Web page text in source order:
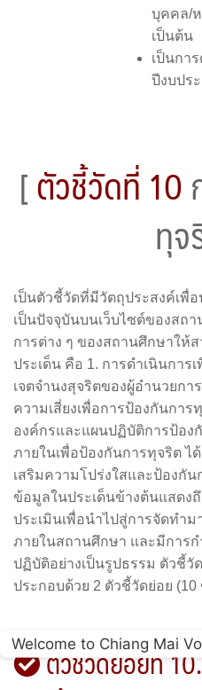
บุคคล/
เป็นต้น
เป็นกา
ปีงบปร
[ตัวชี้วัดที่ 10
ทุ
เป็นตัวชี้วัดที่มีวัตถุประสงค์เพื่
เป็นปัจจุบันบนเว็บไซต์ของสถา
การต่าง ๆ ของสถานศึกษาให้
ประเด็น คือ 1. การดำเนินการ
เจตจำนงสุจริตของผู้อำนวยก
ความเสี่ยงเพื่อการป้องกันกา
องค์กรและแผนปฏิบัติการป้อง
ภายในเพื่อป้องกันการทุจริต ไ
เสริมความโปร่งใสและป้องกัน
ข้อมูลในประเด็นข้างต้นแสดง
ประเมินเพื่อนำไปสู่การจัดทำ
ภายในสถานศึกษา และมีการ
ปฏิบัติอย่างเป็นรูปธรรม ตัวชี้วั
ประกอบด้วย 2 ตัวชี้วัดย่อย
ตัวชี้วัดย่อยที่
Welcome to Chiang Mai